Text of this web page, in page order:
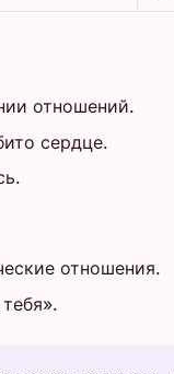
отношений.
сердце.
отношения.